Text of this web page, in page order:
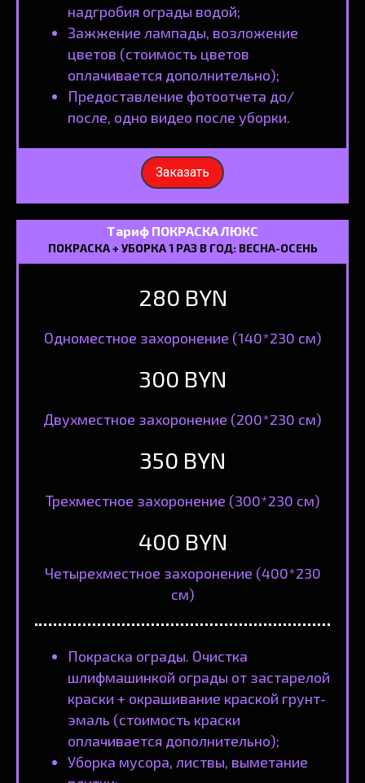
надгробия ограды водой;
Зажжение лампады, возложение
цветов (стоимость цветов
оплачивается дополнительно);
Предоставление фотоотчета до/
после, одно видео после уборки.
Заказать
Тариф ПОКРАСКА ЛЮКС
ПОКРАСКА + УБОРКА 1 РАЗ В ГОД: ВЕСНА-ОСЕНЬ
280 BYN
Одноместное захоронение (140*230 см)
300 BYN
Двухместное захоронение (200*230 см)
350 BYN
Трехместное захоронение (300*230 см)
400 BYN
Четырехместное захоронение (400*230
см)
Покраска ограды. Очистка
шлифмашинкой ограды от застарелой
краски + окрашивание краской грунт-
эмаль (стоимость краски
оплачивается дополнительно);
Уборка мусора, листвы, выметание